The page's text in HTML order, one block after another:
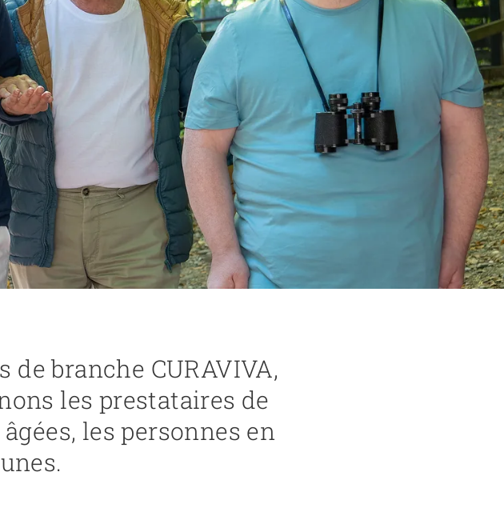
branche CURAVIVA,
les prestataires de
les personnes en